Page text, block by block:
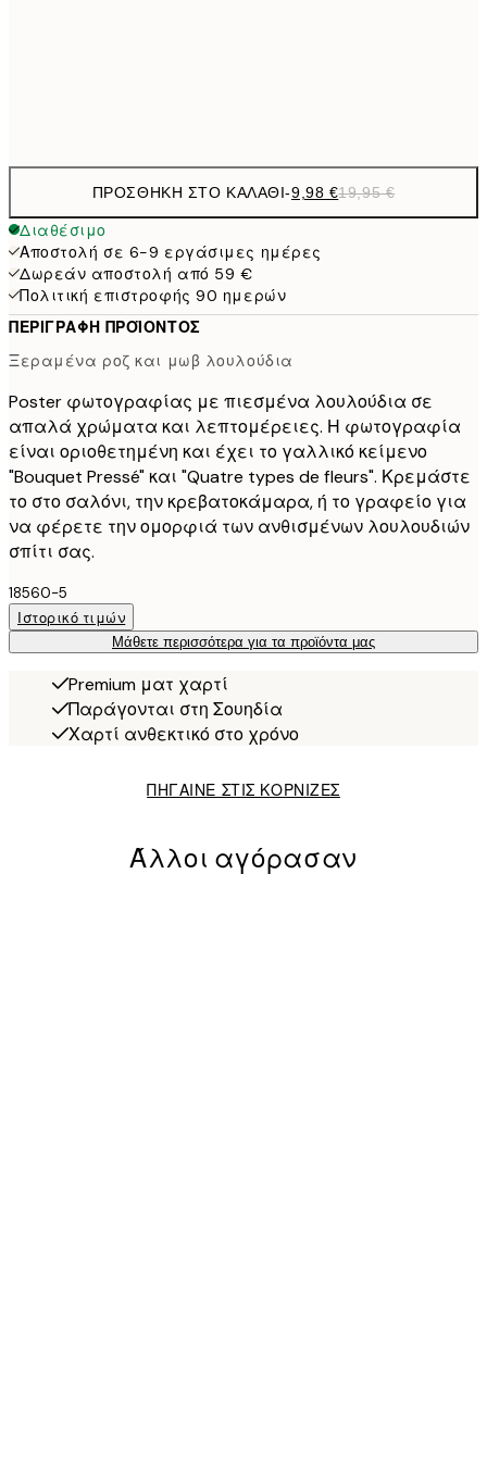
ΠΡΟΣΘΉΚΗ ΣΤΟ ΚΑΛΆΘΙ-9,98 €19,95 €
Διαθέσιμο
Αποστολή σε 6-9 εργάσιμες ημέρες
Δωρεάν αποστολή από 59 €
Πολιτική επιστροφής 90 ημερών
ΠΕΡΙΓΡΑΦΉ ΠΡΟΪΌΝΤΟΣ
Ξεραμένα ροζ και μωβ λουλούδια
Poster φωτογραφίας με πιεσμένα λουλούδια σε
απαλά χρώματα και λεπτομέρειες. Η φωτογραφία
είναι οριοθετημένη και έχει το γαλλικό κείμενο
"Bouquet Pressé" και "Quatre types de fleurs". Κρεμάστε
το στο σαλόνι, την κρεβατοκάμαρα, ή το γραφείο για
να φέρετε την ομορφιά των ανθισμένων λουλουδιών
σπίτι σας.
18560-5
Ιστορικό τιμών
Μάθετε περισσότερα για τα προϊόντα μας
Premium ματ χαρτί
Παράγονται στη Σουηδία
Χαρτί ανθεκτικό στο χρόνο
ΠΗΓΑΙΝΕ ΣΤΙΣ ΚΟΡΝΙΖΕΣ
Άλλοι αγόρασαν